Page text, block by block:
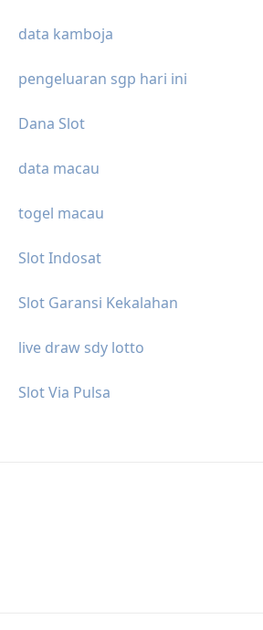
data kamboja
pengeluaran sgp hari ini
Dana Slot
data macau
togel macau
Slot Indosat
Slot Garansi Kekalahan
live draw sdy lotto
Slot Via Pulsa